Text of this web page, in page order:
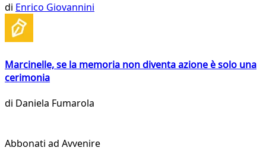
di Enrico Giovannini
Marcinelle, se la memoria non diventa azione è solo una
cerimonia
di Daniela Fumarola
Abbonati ad Avvenire